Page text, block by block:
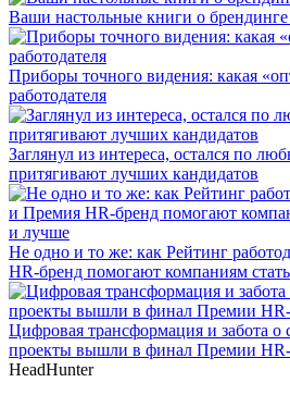
Ваши настольные книги о брендинге
Приборы точного видения: какая
работодателя
Заглянул из интереса, остался по
притягивают лучших кандидатов
Не одно и то же: как Рейтинг
HR-бренд помогают компаниям
Цифровая трансформация и забота
проекты вышли в финал Премии HR-
HeadHunter